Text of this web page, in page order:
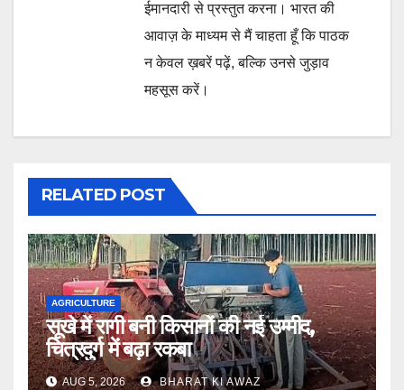
ईमानदारी से प्रस्तुत करना। भारत की
आवाज़ के माध्यम से मैं चाहता हूँ कि पाठक
न केवल ख़बरें पढ़ें, बल्कि उनसे जुड़ाव
महसूस करें।
RELATED POST
AGRICULTURE
सूखे में रागी बनी किसानों की नई उम्मीद,
चित्रदुर्ग में बढ़ा रकबा
AUG 5, 2026 BHARAT KI AWAZ